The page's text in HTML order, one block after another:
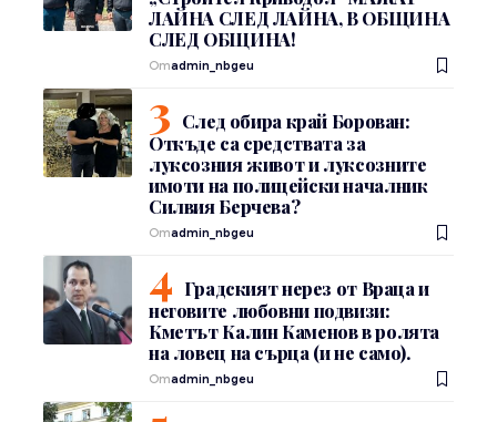
ЛАЙНА СЛЕД ЛАЙНА, В ОБЩИНА
СЛЕД ОБЩИНА!
Отadmin_nbgeu
След обира край Борован:
Откъде са средствата за
луксозния живот и луксозните
имоти на полицейски началник
Силвия Берчева?
Отadmin_nbgeu
Градският нерез от Враца и
неговите любовни подвизи:
Кметът Калин Каменов в ролята
на ловец на сърца (и не само).
Отadmin_nbgeu